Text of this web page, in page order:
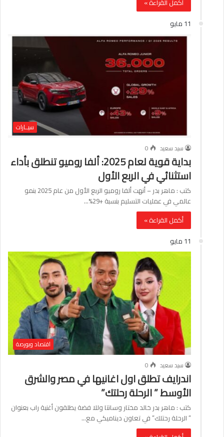
أكمل القراءة »
11 مايو
سيــارات
سيد سعيد
0
بداية قوية لعام 2025: ألفا روميو تنطلق بأداء
استثنائي في الربع الأول
كتب : ماهر بدر – أنهت ألفا روميو الربع الأول من عام 2025 بنمو
عالمي في عمليات التسليم بنسبة +29%…
أكمل القراءة »
11 مايو
اقتصاد وبورصة
سيد سعيد
0
اندرايف تطلق اول اغانيها في مصر والشرق
الأوسط ” الرحلة رحلتك”
كتب : ماهر بدر خالد مختار وسانتا وللا فضة يطلقون أغنية راب بعنوان
” الرحلة رحتلك” في تعاون ديناميكي مع…